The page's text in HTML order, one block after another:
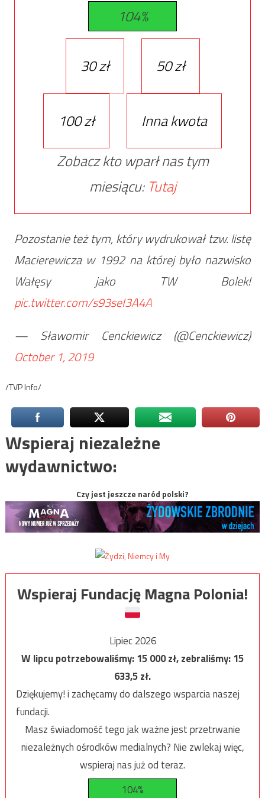
104%
30 zł 50 zł
100 zł
Inna kwota
Zobacz kto wparł nas tym
miesiącu: Tutaj
Pozostanie też tym, który wydrukował tzw. listę
Macierewicza w 1992 na której było nazwisko
Wałęsy jako TW Bolek!
pic.twitter.com/s93seI3A4A
— Sławomir Cenckiewicz (@Cenckiewicz)
October 1, 2019
/TVP Info/
Wspieraj niezależne
wydawnictwo:
Czy jest jeszcze naród polski?
Wspieraj Fundację Magna Polonia!
Lipiec 2026
W lipcu potrzebowaliśmy:15 000zł, zebraliśmy:15
633,5zł.
Dziękujemy! i zachęcamy do dalszego wsparcia naszej
fundacji.
Masz świadomość tego jak ważne jest przetrwanie
niezależnych ośrodków medialnych? Nie zwlekaj więc,
wspieraj nas już od teraz.
104%